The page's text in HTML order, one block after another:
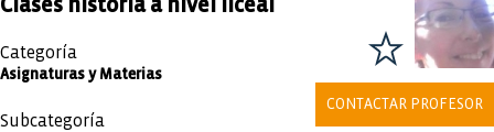
CONTACTAR PROFESOR
Clases historia a nivel liceal
Categoría
Asignaturas y Materias
Subcategoría